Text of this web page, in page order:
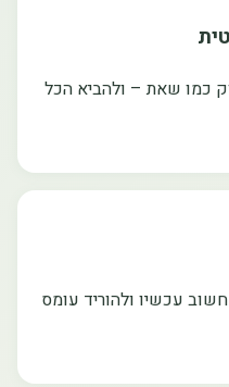
כמו שאת – ולהביא הכל
עכשיו ולהוריד עומס